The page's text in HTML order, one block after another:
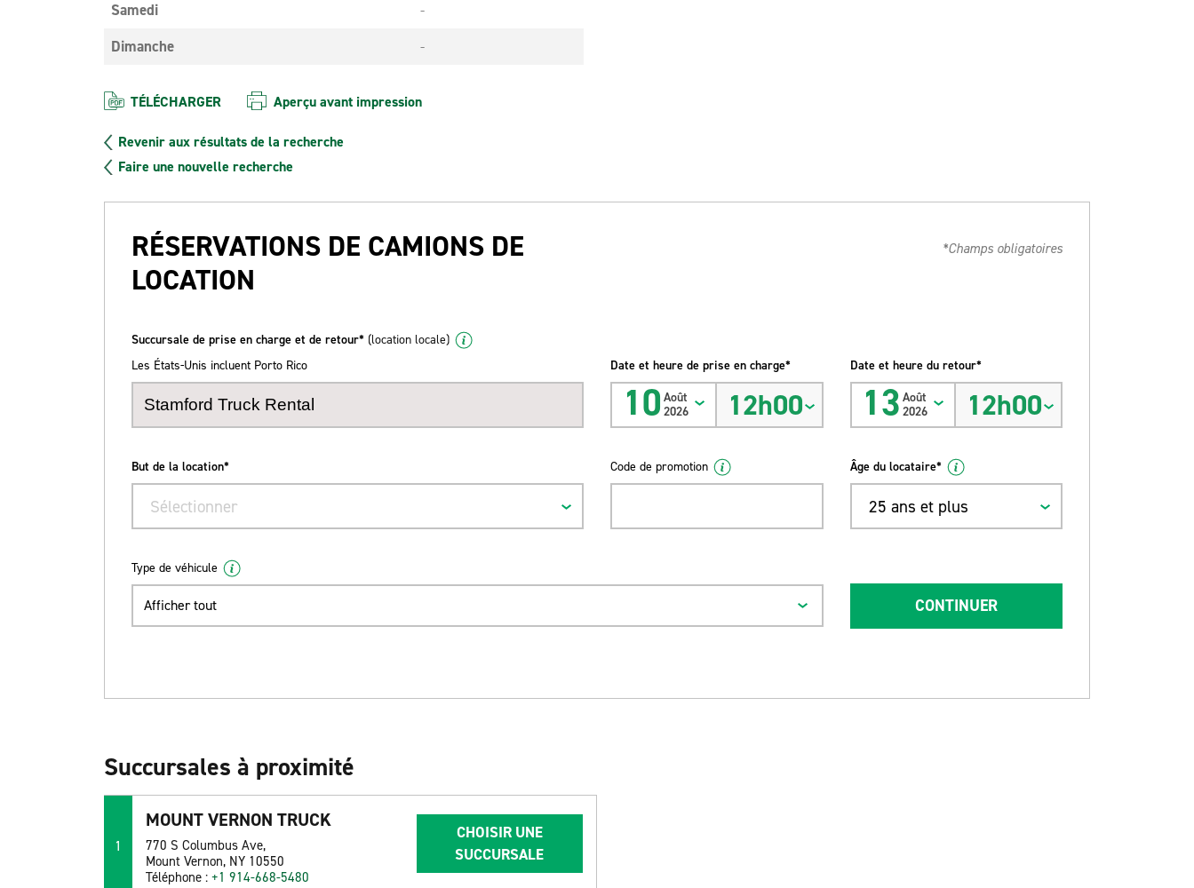
Samedi
-
Dimanche
-
TÉLÉCHARGER Aperçu avant impression
Revenir aux résultats de la recherche
Faire une nouvelle recherche
RÉSERVATIONS DE CAMIONS DE
LOCATION
*Champs obligatoires
Succursale de prise en charge et de retour* (location locale)
Les États-Unis incluent Porto Rico
Date et heure de prise en charge*
10 Août
2026
12h00
Date et heure du retour*
13 Août
2026
12h00
But de la location*
Sélectionner
Code de promotion Âge du locataire*
25 ans et plus
Type de véhicule
Afficher tout CONTINUER
Succursales à proximité
1
MOUNT VERNON TRUCK
770 S Columbus Ave,
Mount Vernon, NY 10550
Téléphone :+1 914-668-5480
CHOISIR UNE
SUCCURSALE